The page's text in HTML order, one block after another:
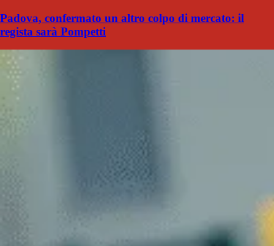
Padova, confermato un altro colpo di mercato: il
regista sarà Pompetti